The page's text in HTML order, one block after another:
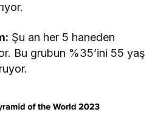
Şu an her 5 haneden
Bu grubun %35’ini 55 yaş